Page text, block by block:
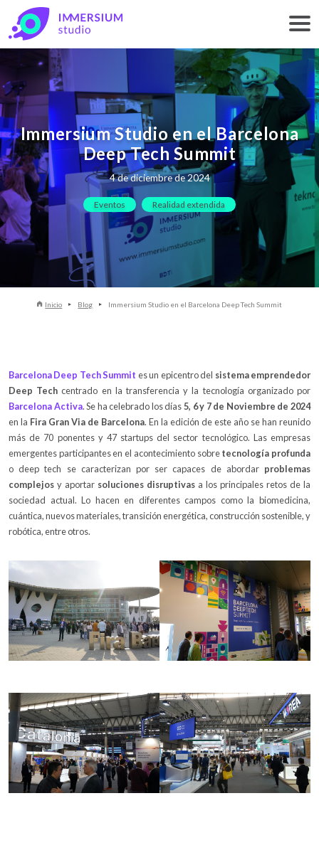
Immersium Studio en el Barcelona
Deep Tech Summit
4 de diciembre de 2024
Eventos Realidad extendida
Inicio Blog Immersium Studio en el Barcelona Deep Tech Summit
Barcelona Deep Tech Summit es un epicentro del sistema emprendedor
Deep Tech centrado en la transferencia y la tecnología organizado por
Barcelona Activa. Se ha celebrado los días5, 6 y 7 de Noviembre de 2024
en la Fira Gran Via de Barcelona. En la edición de este año se han reunido
más de 70 ponentes y 47 startups del sector tecnológico. Las empresas
emergentes participantes en el acontecimiento sobretecnología profunda
o deep tech se caracterizan por ser capaces de abordar problemas
complejos y aportar soluciones disruptivas a los principales retos de la
sociedad actual. Lo hacen en diferentes campos como la biomedicina,
cuántica, nuevos materiales, transición energética, construcción sostenible, y
robótica, entre otros.